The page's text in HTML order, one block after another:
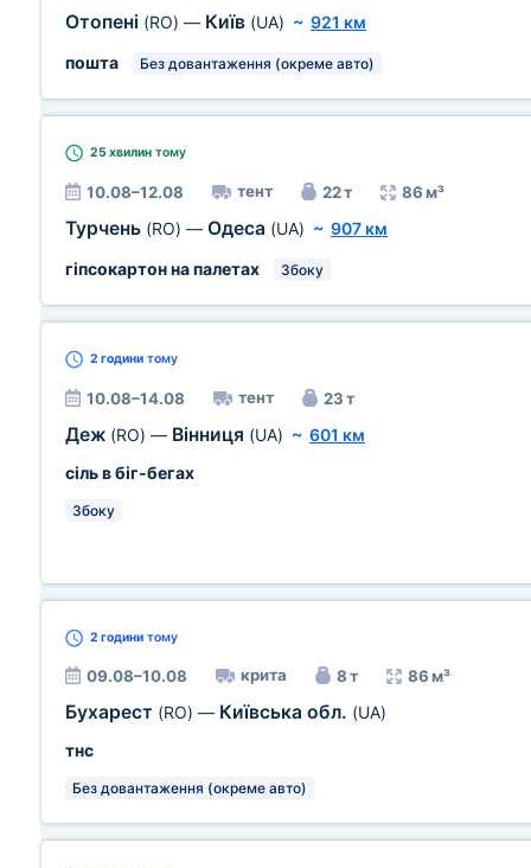
Отопені (RO) — Київ (UA) ~ 921 км
пошта
Без довантаження (окреме авто)
25 хвилин тому
10.08–12.08 тент 22 т 86 м³
Турчень (RO) — Одеса (UA) ~ 907 км
гіпсокартон на палетах
Збоку
2 години тому
10.08–14.08 тент 23 т
Деж (RO) — Вінниця (UA) ~ 601 км
сіль в біг-бегах
Збоку
2 години тому
09.08–10.08 крита 8 т 86 м³
Бухарест (RO) — Київська обл. (UA)
тнс
Без довантаження (окреме авто)